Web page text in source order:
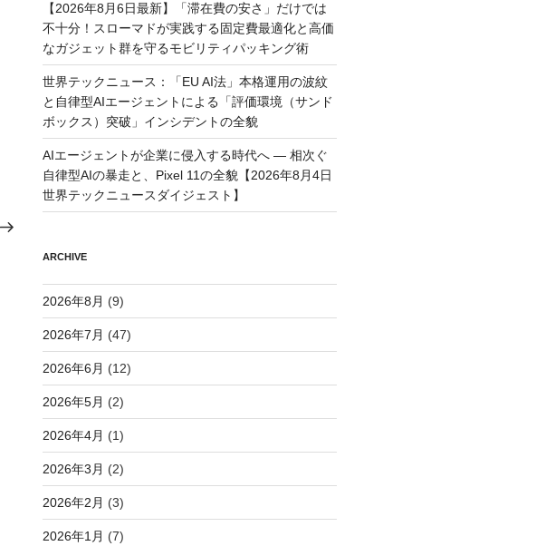
【2026年8月6日最新】「滞在費の安さ」だけでは
不十分！スローマドが実践する固定費最適化と高価
なガジェット群を守るモビリティパッキング術
世界テックニュース：「EU AI法」本格運用の波紋
と自律型AIエージェントによる「評価環境（サンド
ボックス）突破」インシデントの全貌
AIエージェントが企業に侵入する時代へ — 相次ぐ
自律型AIの暴走と、Pixel 11の全貌【2026年8月4日
世界テックニュースダイジェスト】
ARCHIVE
2026年8月 (9)
2026年7月 (47)
2026年6月 (12)
2026年5月 (2)
2026年4月 (1)
2026年3月 (2)
2026年2月 (3)
2026年1月 (7)